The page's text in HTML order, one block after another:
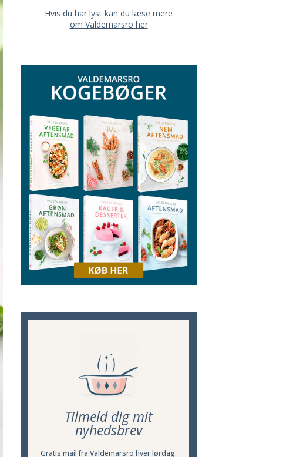
Hvis du har lyst kan du læse mere
om Valdemarsro her
Tilmeld dig mit
nyhedsbrev
Gratis mail fra Valdemarsro hver lørdag.